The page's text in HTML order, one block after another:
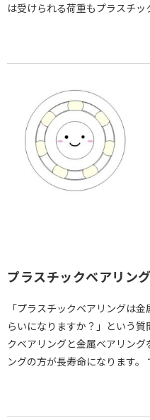
は受けられる荷重もプラスチ
プラスチックベアリン
「プラスチックベアリングは
らいになりますか？」という
クベアリングと金属ベアリン
ングの方が長寿命になります